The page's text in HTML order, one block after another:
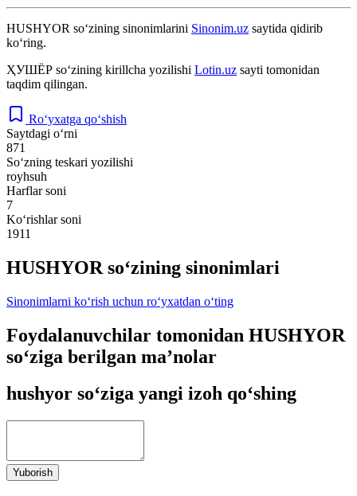
HUSHYOR so‘zining sinonimlarini Sinonim.uz saytida qidirib
ko‘ring.
ҲУШЁР so‘zining kirillcha yozilishi Lotin.uz sayti tomonidan
taqdim qilingan.
Ro‘yxatga qo‘shish
Saytdagi o‘rni
871
So‘zning teskari yozilishi
royhsuh
Harflar soni
7
Ko‘rishlar soni
1911
HUSHYOR so‘zining sinonimlari
Sinonimlarni ko‘rish uchun ro‘yxatdan o‘ting
Foydalanuvchilar tomonidan HUSHYOR
so‘ziga berilgan ma’nolar
hushyor so‘ziga yangi izoh qo‘shing
Yuborish